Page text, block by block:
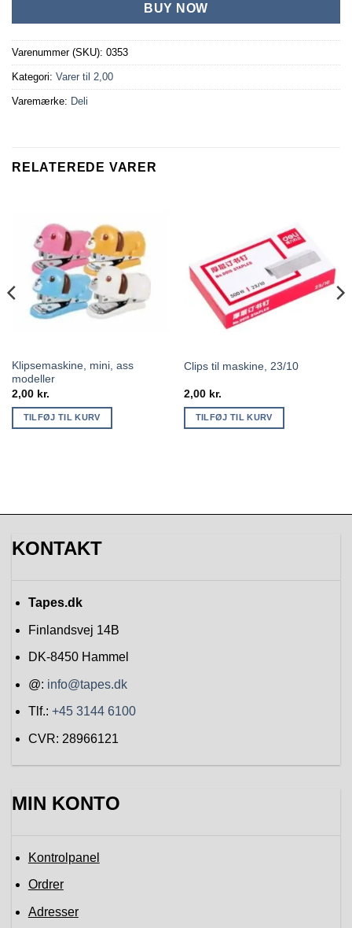
BUY NOW
Varenummer (SKU): 0353
Kategori: Varer til 2,00
Varemærke: Deli
RELATEREDE VARER
Klipsemaskine, mini, ass
modeller
2,00 kr.
TILFØJ TIL KURV
Clips til maskine, 23/10
2,00 kr.
TILFØJ TIL KURV
KONTAKT
Tapes.dk
Finlandsvej 14B
DK-8450 Hammel
@: info@tapes.dk
Tlf.: +45 3144 6100
CVR: 28966121
MIN KONTO
Kontrolpanel
Ordrer
Adresser